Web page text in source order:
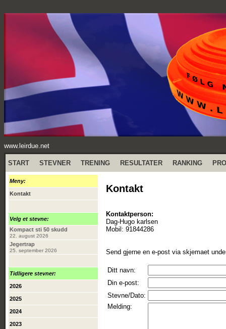
www.leirdue.net
START STEVNER TRENING RESULTATER RANKING
Meny:
Kontakt
Velg et stevne:
Kompact sti 50 skudd
22. august 2026
Jegertrap
25. september 2026
Tidligere stevner:
2026
2025
2024
2023
Kontakt
Kontaktperson:
Dag-Hugo karlsen
Mobil: 91844286
Send gjerne en e-post via skjemaet
Ditt navn:
Din e-post:
Stevne/Dato:
Melding: